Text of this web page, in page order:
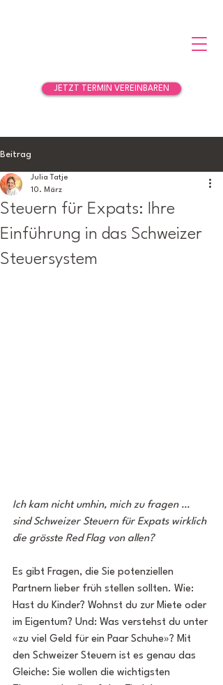
JETZT TERMIN VEREINBAREN
Beitrag
Steuern für Expats: Ihre
Einführung in das Schweizer
Steuersystem
Julia Tatje
10. März
Ich kam nicht umhin, mich zu fragen …
sind Schweizer Steuern für Expats wirklich
die grösste Red Flag von allen?
Es gibt Fragen, die Sie potenziellen
Partnern lieber früh stellen sollten. Wie:
Hast du Kinder? Wohnst du zur Miete oder
im Eigentum? Und: Was verstehst du unter
«zu viel Geld für ein Paar Schuhe»? Mit
den Schweizer Steuern ist es genau das
Gleiche: Sie wollen die wichtigsten